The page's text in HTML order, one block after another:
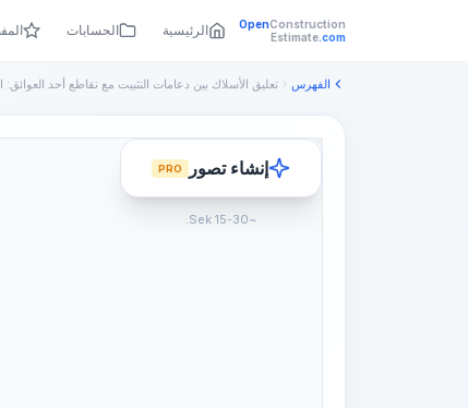
OpenConstruction
Estimate.com الرئيسية الحسابات
الفهرس تعليق الأسلاك بين دعامات التثبيت مع تقاطع أحد
إنشاء تصور PRO
~15-30 Sek.